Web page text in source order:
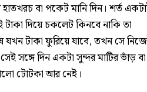
হাতখরচ বা পকেট মানি দিন। শর্ত
দিয়ে চকলেট কিনবে নাকি তা
যখন টাকা ফুরিয়ে যাবে, তখন সে
সঙ্গে দিন একটা সুন্দর মাটির ভাঁড় বা
টোটকা আর নেই।